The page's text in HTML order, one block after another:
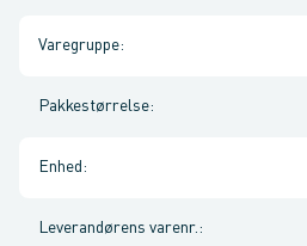
Varegruppe:
Pakkestørrelse:
Enhed :
Leverandørens varenr. :